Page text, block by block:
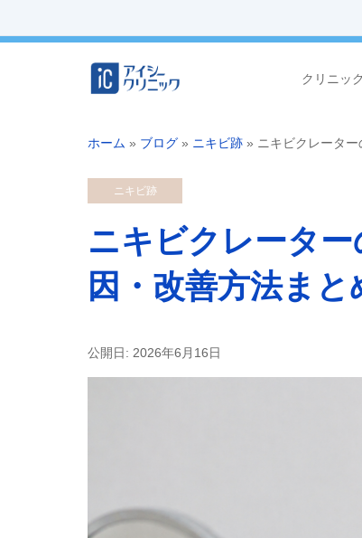
クリニッ
ホーム » ブログ » ニキビ跡 » ニキビクレータ
ニキビ跡
ニキビクレータ
因・改善方法まと
公開日: 2026年6月16日